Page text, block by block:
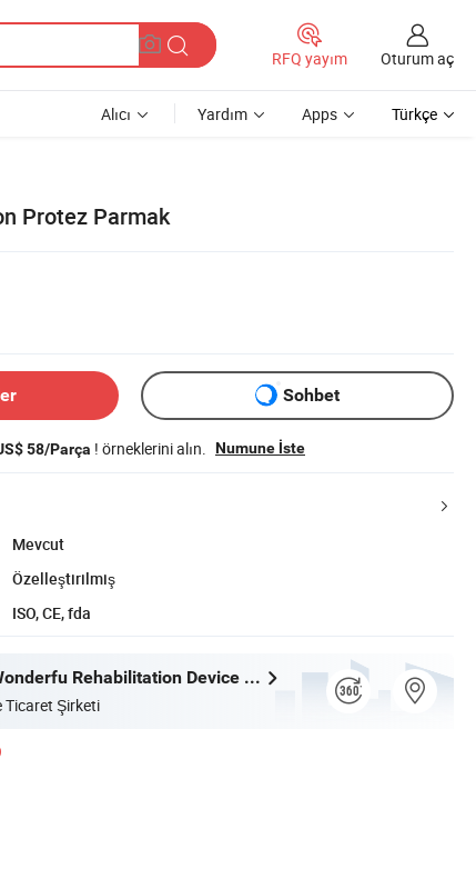
RFQ yayım Oturum aç
Alıcı Yardım Apps Türkçe
Protez Parmak
Sohbet
58/Parça ! örneklerini alın. Numune İste
Mevcut
Özelleştirilmiş
ISO, CE, fda
Shijiazhuang Wonderfu Rehabilitation Device Technology Co., Ltd.
Ticaret Şirketi